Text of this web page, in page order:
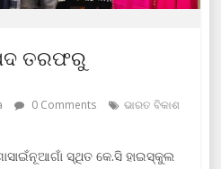
ତରଫରୁ
0 Comments
ଭାରତ ବିକାଶ
ସ୍ଥିତ କେ.ସି ହାଇସ୍କୁଲ